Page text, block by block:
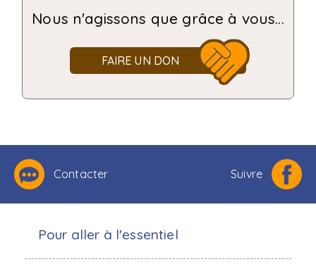
Nous n'agissons que grâce à vous...
FAIRE UN DON
Contacter Suivre
Pour aller à l'essentiel